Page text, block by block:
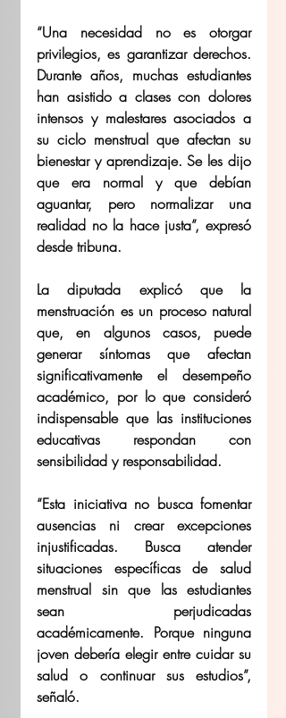
“Una necesidad no es otorgar
privilegios, es garantizar derechos.
Durante años, muchas estudiantes
han asistido a clases con dolores
intensos y malestares asociados a
su ciclo menstrual que afectan su
bienestar y aprendizaje. Se les dijo
que era normal y que debían
aguantar, pero normalizar una
realidad no la hace justa”, expresó
desde tribuna.
La diputada explicó que la
menstruación es un proceso natural
que, en algunos casos, puede
generar síntomas que afectan
significativamente el desempeño
académico, por lo que consideró
indispensable que las instituciones
educativas respondan con
sensibilidad y responsabilidad.
“Esta iniciativa no busca fomentar
ausencias ni crear excepciones
injustificadas. Busca atender
situaciones específicas de salud
menstrual sin que las estudiantes
sean perjudicadas
académicamente. Porque ninguna
joven debería elegir entre cuidar su
salud o continuar sus estudios”,
señaló.